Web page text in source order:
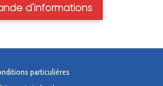
d'informations
particulières